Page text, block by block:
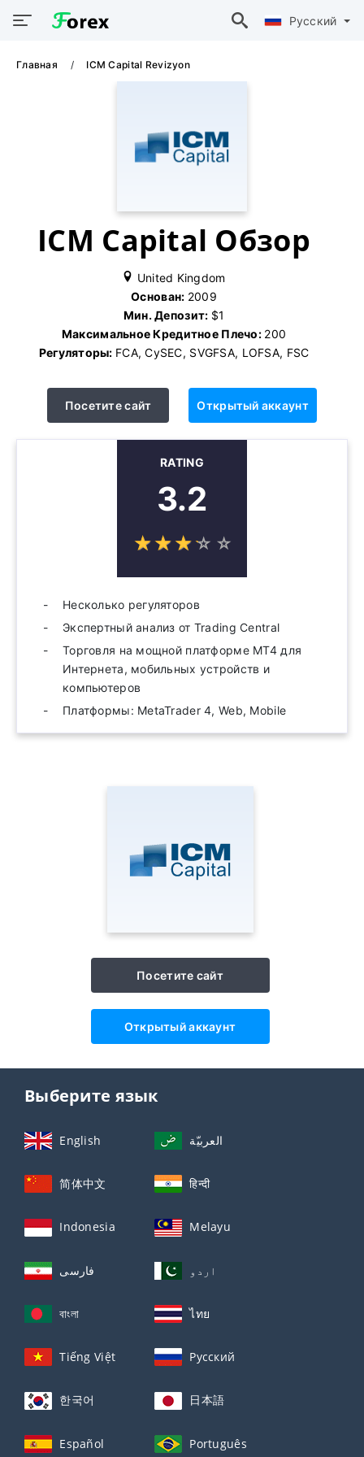
Русский
Главная ICM Capital Revizyon
ICM Capital Обзор
United Kingdom
Основан: 2009
Мин. Депозит: $1
Максимальное Кредитное Плечо: 200
Регуляторы: FCA, CySEC, SVGFSA, LOFSA, FSC
Посетите сайт Открытый аккаунт
RATING
3.2
☆☆☆☆ ☆
★★★★ ★
Несколько регуляторов
Экспертный анализ от Trading Central
Торговля на мощной платформе MT4 для
Интернета, мобильных устройств и
компьютеров
Платформы: MetaTrader 4, Web, Mobile
Посетите сайт
Открытый аккаунт
Выберите язык
English العربيّة
简体中文 हिन्दी
Indonesia Melayu
فارسی اردو
বাংলা ไทย
Tiếng Việt Русский
한국어 日本語
Español Português